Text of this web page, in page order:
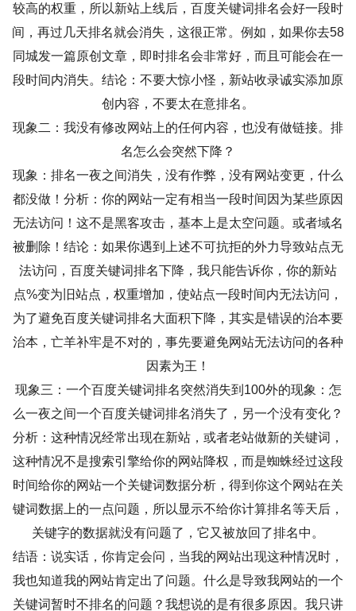
较高的权重，所以新站上线后，百度关键词排名会好一段时
间，再过几天排名就会消失，这很正常。例如，如果你去58
同城发一篇原创文章，即时排名会非常好，而且可能会在一
段时间内消失。结论：不要大惊小怪，新站收录诚实添加原
创内容，不要太在意排名。
现象二：我没有修改网站上的任何内容，也没有做链接。排
名怎么会突然下降？
现象：排名一夜之间消失，没有作弊，没有网站变更，什么
都没做！分析：你的网站一定有相当一段时间因为某些原因
无法访问！这不是黑客攻击，基本上是太空问题。或者域名
被删除！结论：如果你遇到上述不可抗拒的外力导致站点无
法访问，百度关键词排名下降，我只能告诉你，你的新站
点%变为旧站点，权重增加，使站点一段时间内无法访问，
为了避免百度关键词排名大面积下降，其实是错误的治本要
治本，亡羊补牢是不对的，事先要避免网站无法访问的各种
因素为王！
现象三：一个百度关键词排名突然消失到100外的现象：怎
么一夜之间一个百度关键词排名消失了，另一个没有变化？
分析：这种情况经常出现在新站，或者老站做新的关键词，
这种情况不是搜索引擎给你的网站降权，而是蜘蛛经过这段
时间给你的网站一个关键词数据分析，得到你这个网站在关
键词数据上的一点问题，所以显示不给你计算排名等天后，
关键字的数据就没有问题了，它又被放回了排名中。
结语：说实话，你肯定会问，当我的网站出现这种情况时，
我也知道我的网站肯定出了问题。什么是导致我网站的一个
关键词暂时不排名的问题？我想说的是有很多原因。我只讲